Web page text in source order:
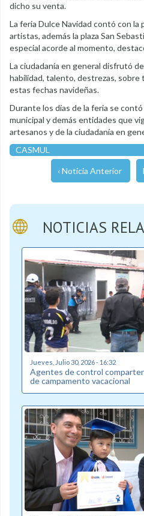
dicho su venta.
La feria Dulce Navidad contó con
artistas, además la plaza San
especial acorde al momento,
La ciudadanía en general disfrutó
habilidad, talento, destrezas, sobre
estas fechas navideñas.
Durante los días de la feria se
municipal y demás entidades que
artesanos y de la ciudadanía en
CASMUL
‹ Noticia Anterior
NOTICIAS
Jueves, Julio 30, 2026 - 16:32
Agentes de control
de campamento vacacional